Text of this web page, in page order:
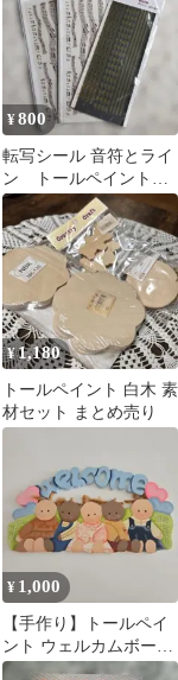
¥800
転写シール￼ 音符とライ
ン ￼トールペイント
デコパージュ スマ
ホ ネイル￼
¥ 1,180
トールペイント 白木 素
材セット まとめ売り
¥ 1,000
【手作り】トールペイ
ント ウェルカムボード
壁掛け 玄関飾り カント